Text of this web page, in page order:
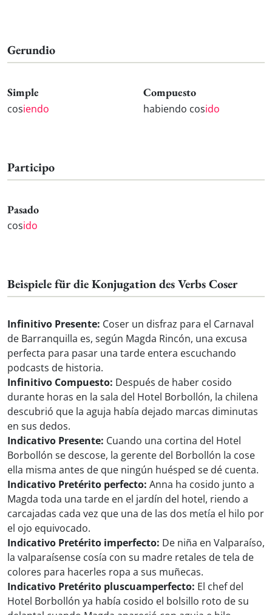
Gerundio
Simple
cosiendo
Compuesto
habiendo cosido
Participo
Pasado
cosido
Beispiele für die Konjugation des Verbs Coser
Infinitivo Presente: Coser un disfraz para el Carnaval
de Barranquilla es, según Magda Rincón, una excusa
perfecta para pasar una tarde entera escuchando
podcasts de historia.
Infinitivo Compuesto: Después de haber cosido
durante horas en la sala del Hotel Borbollón, la chilena
descubrió que la aguja había dejado marcas diminutas
en sus dedos.
Indicativo Presente: Cuando una cortina del Hotel
Borbollón se descose, la gerente del Borbollón la cose
ella misma antes de que ningún huésped se dé cuenta.
Indicativo Pretérito perfecto: Anna ha cosido junto a
Magda toda una tarde en el jardín del hotel, riendo a
carcajadas cada vez que una de las dos metía el hilo por
el ojo equivocado.
Indicativo Pretérito imperfecto: De niña en Valparaíso,
la valparaísense cosía con su madre retales de tela de
colores para hacerles ropa a sus muñecas.
Indicativo Pretérito pluscuamperfecto: El chef del
Hotel Borbollón ya había cosido el bolsillo roto de su